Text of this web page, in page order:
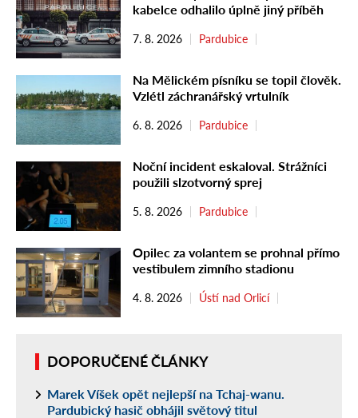
kabelce odhalilo úplně jiný příběh
7. 8. 2026 Pardubice
Na Mělickém písníku se topil člověk.
Vzlétl záchranářský vrtulník
6. 8. 2026 Pardubice
Noční incident eskaloval. Strážníci
použili slzotvorný sprej
5. 8. 2026 Pardubice
Opilec za volantem se prohnal přímo
vestibulem zimního stadionu
4. 8. 2026 Ústí nad Orlicí
DOPORUČENÉ ČLÁNKY
Marek Víšek opět nejlepší na Tchaj-wanu.
Pardubický hasič obhájil světový titul